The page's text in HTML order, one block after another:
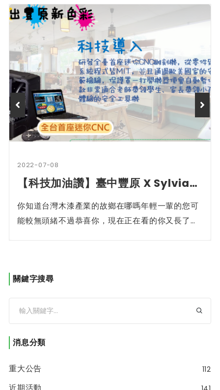
2022-07-08
【科技加油讚】臺中豐原 X Sylvia創意小學堂
你知道台灣木漆產業的故鄉在哪嗎年輕一輩的您可
能較無頭緒不過恭喜你，現在正在看的你又長了一
關鍵字搜尋
消息分類
重大公告 112